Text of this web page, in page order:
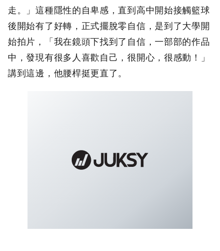
走。」這種隱性的自卑感，直到高中開始接觸籃球
後開始有了好轉，正式擺脫零自信，是到了大學開
始拍片，「我在鏡頭下找到了自信，一部部的作品
中，發現有很多人喜歡自己，很開心，很感動！」
講到這邊，他腰桿挺更直了。